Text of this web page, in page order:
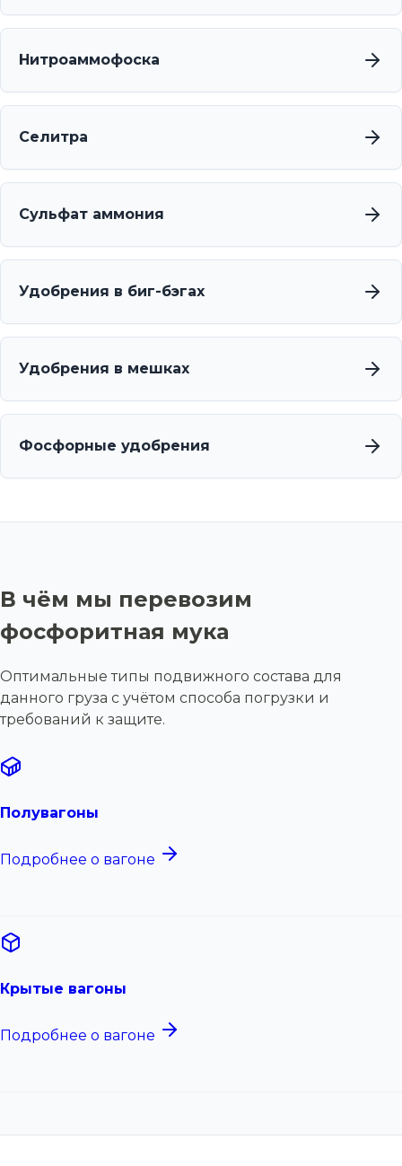
Нитроаммофоска
Селитра
Сульфат аммония
Удобрения в биг-бэгах
Удобрения в мешках
Фосфорные удобрения
В чём мы перевозим
фосфоритная мука
Оптимальные типы подвижного состава для
данного груза с учётом способа погрузки и
требований к защите.
Полувагоны
Подробнее о вагоне
Крытые вагоны
Подробнее о вагоне